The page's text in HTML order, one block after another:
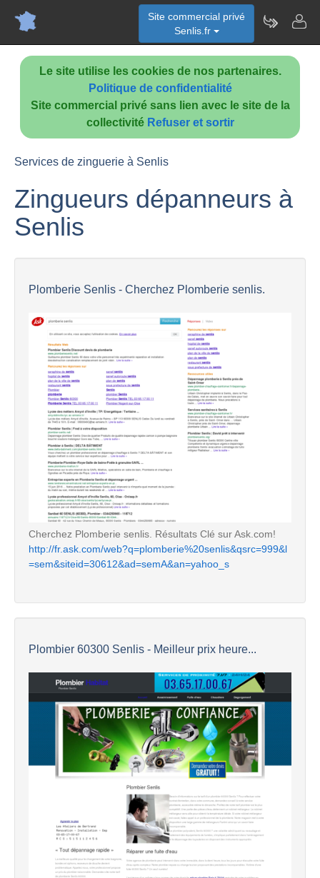
Le site utilise les cookies de nos partenaires.
Politique de confidentialité
Site commercial privé sans lien avec le site de la
collectivité Refuser et sortir
Site commercial privé
Senlis.fr
Services de zinguerie à Senlis
Zingueurs dépanneurs à
Senlis
Plomberie Senlis - Cherchez Plomberie senlis.
Cherchez Plomberie senlis. Résultats Clé sur Ask.com!
http://fr.ask.com/web?q=plomberie%20senlis&qsrc=999&l
=sem&siteid=30612&ad=semA&an=yahoo_s
Plombier 60300 Senlis - Meilleur prix heure...